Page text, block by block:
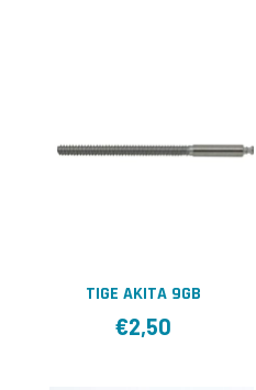
TIGE AKITA 9GB
€2,50